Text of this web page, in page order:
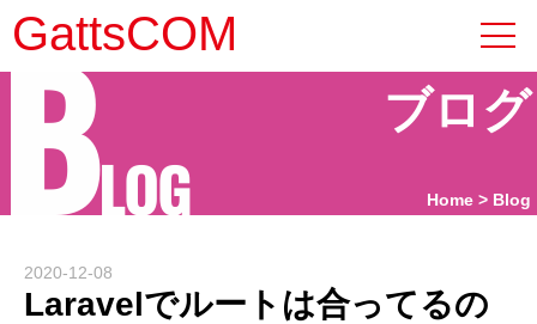
GattsCOM
ブログ
BLOG Home Blog
2020-12-08
Laravelでルートは合ってるの